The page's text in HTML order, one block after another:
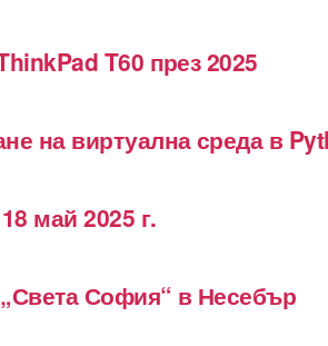
T60 през 2025
на виртуална среда в
май 2025 г.
София“ в Несебър